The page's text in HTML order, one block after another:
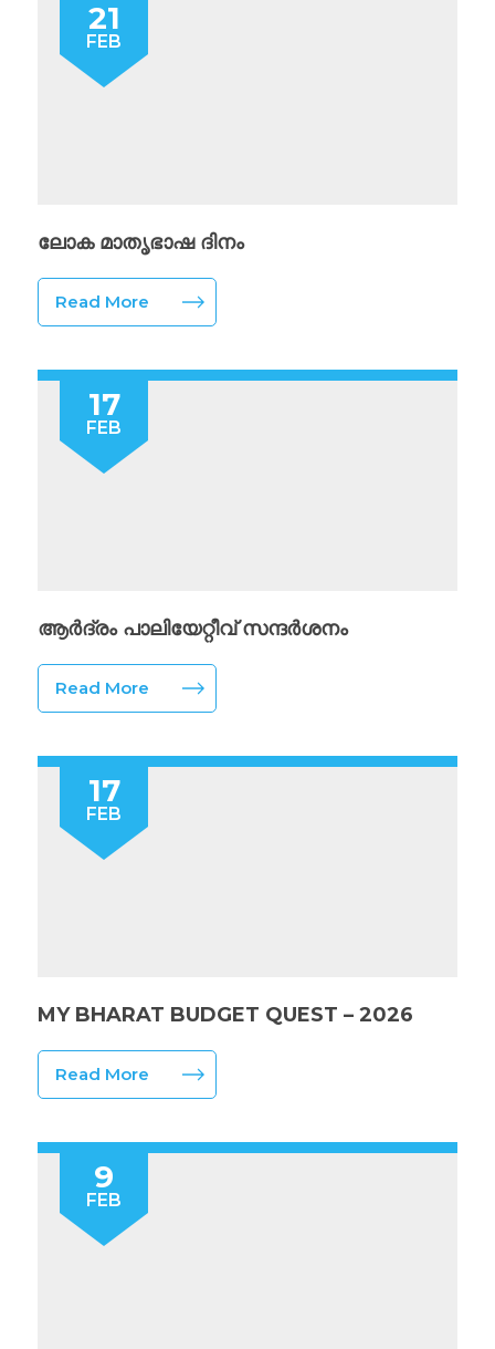
21
FEB
ലോക മാതൃഭാഷ ദിനം
Read More
17
FEB
ആർദ്രം പാലിയേറ്റീവ് സന്ദർശനം
Read More
17
FEB
MY BHARAT BUDGET QUEST – 2026
Read More
9
FEB